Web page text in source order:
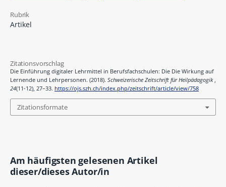
Rubrik
Artikel
Zitationsvorschlag
Die Einführung digitaler Lehrmittel in Berufsfachschulen: Die Die Wirkung auf
Lernende und Lehrpersonen. (2018). Schweizerische Zeitschrift für Heilpädagogik ,
24(11-12), 27–33. https://ojs.szh.ch/index.php/zeitschrift/article/view/758
Zitationsformate
Am häufigsten gelesenen Artikel
dieser/dieses Autor/in